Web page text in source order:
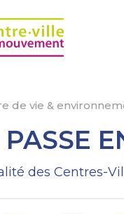
de vie &
PASSE
des Centres-